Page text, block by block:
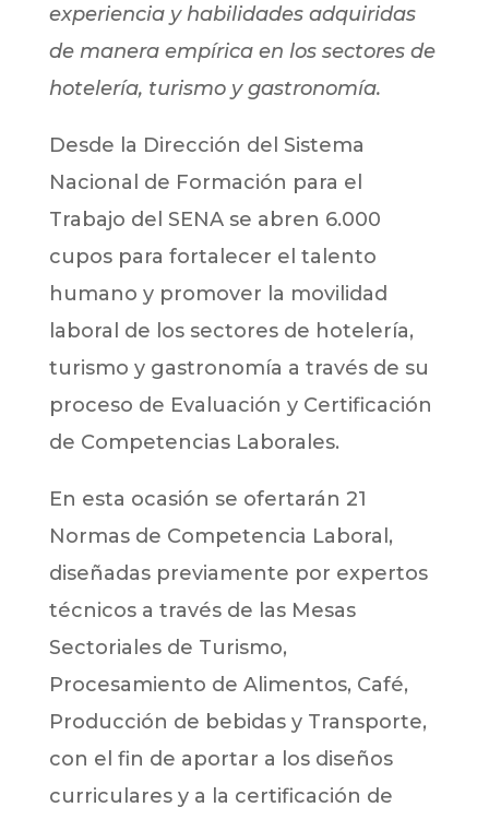
experiencia y habilidades adquiridas
de manera empírica en los sectores de
hotelería, turismo y gastronomía.
Desde la Dirección del Sistema
Nacional de Formación para el
Trabajo del SENA se abren 6.000
cupos para fortalecer el talento
humano y promover la movilidad
laboral de los sectores de hotelería,
turismo y gastronomía a través de su
proceso de Evaluación y Certificación
de Competencias Laborales.
En esta ocasión se ofertarán 21
Normas de Competencia Laboral,
diseñadas previamente por expertos
técnicos a través de las Mesas
Sectoriales de Turismo,
Procesamiento de Alimentos, Café,
Producción de bebidas y Transporte,
con el fin de aportar a los diseños
curriculares y a la certificación de